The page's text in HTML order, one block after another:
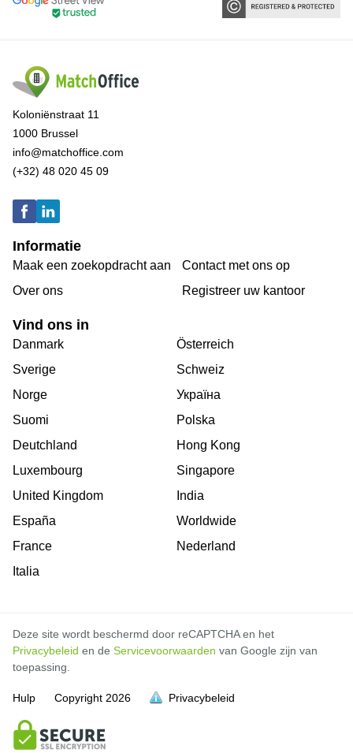
vol is
vol is
vol is
vol is
vol is
vol is
vol is
vol is
vol is
vol is
Koloniënstraat 11
1000 Brussel
info@matchoffice.com
(+32) 48 020 45 09
Informatie
Maak een zoekopdracht aan
Over ons
Contact met ons op
Registreer uw kantoor
Vind ons in
Danmark
Sverige
Norge
Suomi
Deutchland
Luxembourg
United Kingdom
España
France
Italia
Österreich
Schweiz
Україна
Polska
Hong Kong
Singapore
India
Worldwide
Nederland
Deze site wordt beschermd door reCAPTCHA en het
Privacybeleid en de Servicevoorwaarden van Google zijn van
toepassing.
Hulp Copyright 2026 Privacybeleid